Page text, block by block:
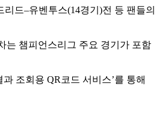
드–유벤투스(14경기)전 등 팬들의
는 챔피언스리그 주요 경기가 포함
조회용 QR코드 서비스’를 통해